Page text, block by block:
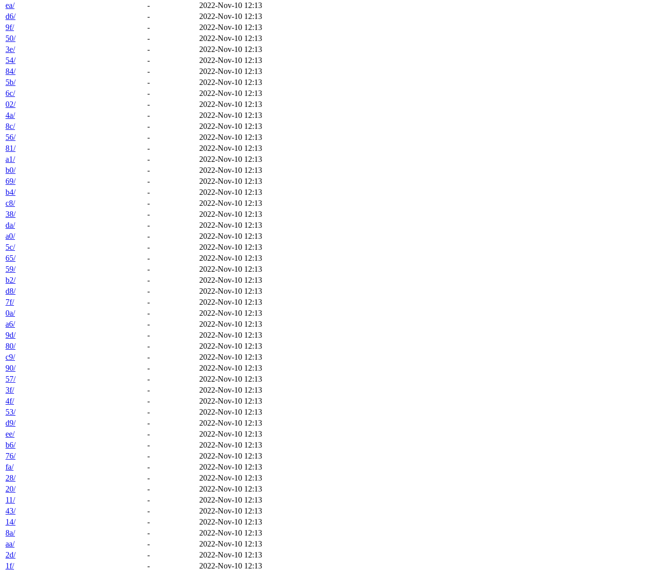
ea/
-
2022-Nov-10 12:13
d6/
-
2022-Nov-10 12:13
9f/
-
2022-Nov-10 12:13
50/
-
2022-Nov-10 12:13
3e/
-
2022-Nov-10 12:13
54/
-
2022-Nov-10 12:13
84/
-
2022-Nov-10 12:13
5b/
-
2022-Nov-10 12:13
6c/
-
2022-Nov-10 12:13
02/
-
2022-Nov-10 12:13
4a/
-
2022-Nov-10 12:13
8c/
-
2022-Nov-10 12:13
56/
-
2022-Nov-10 12:13
81/
-
2022-Nov-10 12:13
a1/
-
2022-Nov-10 12:13
b0/
-
2022-Nov-10 12:13
69/
-
2022-Nov-10 12:13
b4/
-
2022-Nov-10 12:13
c8/
-
2022-Nov-10 12:13
38/
-
2022-Nov-10 12:13
da/
-
2022-Nov-10 12:13
a0/
-
2022-Nov-10 12:13
5c/
-
2022-Nov-10 12:13
65/
-
2022-Nov-10 12:13
59/
-
2022-Nov-10 12:13
b2/
-
2022-Nov-10 12:13
d8/
-
2022-Nov-10 12:13
7f/
-
2022-Nov-10 12:13
0a/
-
2022-Nov-10 12:13
a6/
-
2022-Nov-10 12:13
9d/
-
2022-Nov-10 12:13
80/
-
2022-Nov-10 12:13
c9/
-
2022-Nov-10 12:13
90/
-
2022-Nov-10 12:13
57/
-
2022-Nov-10 12:13
3f/
-
2022-Nov-10 12:13
4f/
-
2022-Nov-10 12:13
53/
-
2022-Nov-10 12:13
d9/
-
2022-Nov-10 12:13
ee/
-
2022-Nov-10 12:13
b6/
-
2022-Nov-10 12:13
76/
-
2022-Nov-10 12:13
fa/
-
2022-Nov-10 12:13
28/
-
2022-Nov-10 12:13
20/
-
2022-Nov-10 12:13
11/
-
2022-Nov-10 12:13
43/
-
2022-Nov-10 12:13
14/
-
2022-Nov-10 12:13
8a/
-
2022-Nov-10 12:13
aa/
-
2022-Nov-10 12:13
2d/
-
2022-Nov-10 12:13
1f/
- 2022-Nov-10 12:13